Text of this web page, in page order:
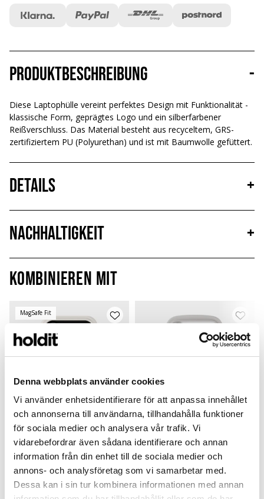
Denna webbplats använder cookies
Vi använder enhetsidentifierare för att anpassa innehållet
och annonserna till användarna, tillhandahålla funktioner
för sociala medier och analysera vår trafik. Vi
vidarebefordrar även sådana identifierare och annan
information från din enhet till de sociala medier och
annons- och analysföretag som vi samarbetar med.
Dessa kan i sin tur kombinera informationen med annan
Produktbeschreibung -
Diese Laptophülle vereint perfektes Design mit Funktionalität -
klassische Form, geprägtes Logo und ein silberfarbener
Reißverschluss. Das Material besteht aus recyceltem, GRS-
zertifiziertem PU (Polyurethan) und ist mit Baumwolle gefüttert.
Details +
Nachhaltigkeit
+
Kombinieren mit
MagSafe Fit
Graphic Print Case
iPhone 17 Pro
Wavy Case
iPhone 17 Pro